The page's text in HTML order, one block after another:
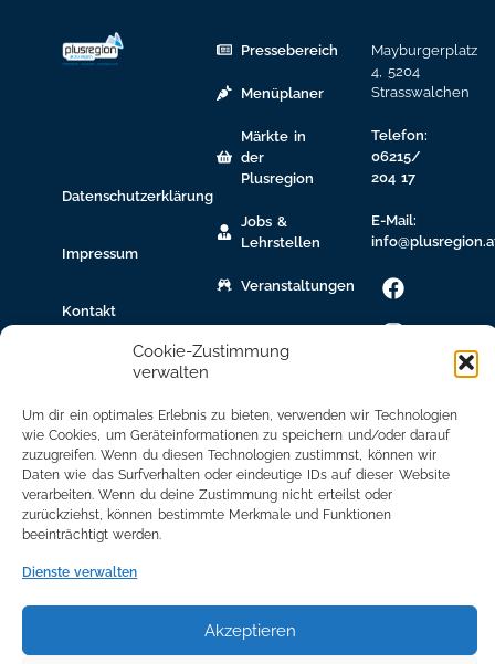
Cookie-Zustimmung
verwalten
Um dir ein optimales Erlebnis zu bieten, verwenden wir Technologien
wie Cookies, um Geräteinformationen zu speichern und/oder darauf
zuzugreifen. Wenn du diesen Technologien zustimmst, können wir
Daten wie das Surfverhalten oder eindeutige IDs auf dieser Website
verarbeiten. Wenn du deine Zustimmung nicht erteilst oder
zurückziehst, können bestimmte Merkmale und Funktionen
beeinträchtigt werden.
Dienste verwalten
Akzeptieren
Datenschutzerklärung
Impressum
Kontakt
Pressebereich
Menüplaner
Märkte in
der
Plusregion
Jobs &
Lehrstellen
Veranstaltungen
gew.
Immobilien
Newsletter
Anmeldung
Mitglied
werden
Mayburgerplatz
4, 5204
Strasswalchen
Telefon:
06215/
204 17
E-Mail: